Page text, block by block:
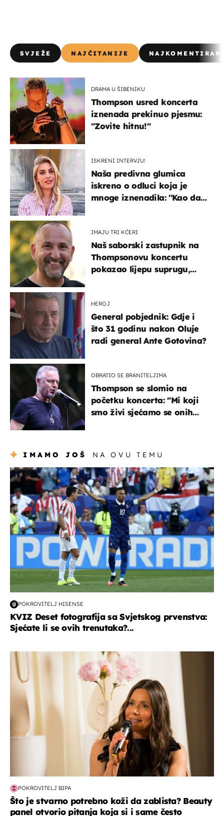
SVJEŽE NAJČITANIJE
DRAMA U ŠIBENIKU
Thompson usred koncerta
iznenada prekinuo pjesmu:
"Zovite hitnu!"
ISKRENI INTERVJU!
Naša predivna glumica
iskreno o odluci koja je
mnoge iznenadila: ''Kao da
IMAJU TRI KĆERI
Naš saborski zastupnik na
Thompsonovu koncertu
pokazao lijepu suprugu,
HEROJ
General pobjednik: Gdje i
što 31 godinu nakon Oluje
radi general Ante Gotovina?
OBRATIO SE BRANITELJIMA
Thompson se slomio na
početku koncerta: "Mi koji
smo živi sjećamo se onih
IMAMO JOŠ NA OVU TEMU
svjetsko prvenstvo 2026
POKROVITELJ HISENSE
KVIZ Deset fotografija sa Svjetskog prvenstva:
Sjećate li se ovih trenutaka?...
moda & ljepota
POKROVITELJ BIPA
Što je stvarno potrebno koži da zablista? Beauty
panel otvorio pitanja koja si i same često